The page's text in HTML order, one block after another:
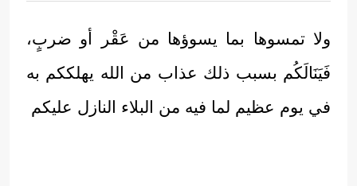
ولا تمسوها بما يسوؤها من عَقْر أو ضربٍ،
فَيَنَالَكُم بسبب ذلك عذاب من الله يهلككم به
في يوم عظيم لما فيه من البلاء النازل عليكم